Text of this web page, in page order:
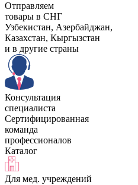
Отправляем
товары в СНГ
Узбекистан, Aзербайджан,
Казахстан, Кыргызстан
и в другие страны
Консультация
специалиста
Сертифицированная
команда
профессионалов
Каталог
Для мед. учреждений